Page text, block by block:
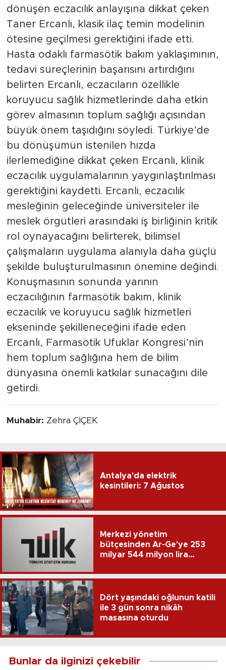
dönüşen eczacılık anlayışına dikkat çeken
Taner Ercanlı, klasik ilaç temin modelinin
ötesine geçilmesi gerektiğini ifade etti.
Hasta odaklı farmasötik bakım yaklaşımının,
tedavi süreçlerinin başarısını artırdığını
belirten Ercanlı, eczacıların özellikle
koruyucu sağlık hizmetlerinde daha etkin
görev almasının toplum sağlığı açısından
büyük önem taşıdığını söyledi. Türkiye’de
bu dönüşümün istenilen hızda
ilerlemediğine dikkat çeken Ercanlı, klinik
eczacılık uygulamalarının yaygınlaştırılması
gerektiğini kaydetti. Ercanlı, eczacılık
mesleğinin geleceğinde üniversiteler ile
meslek örgütleri arasındaki iş birliğinin kritik
rol oynayacağını belirterek, bilimsel
çalışmaların uygulama alanıyla daha güçlü
şekilde buluşturulmasının önemine değindi.
Konuşmasının sonunda yarının
eczacılığının farmasötik bakım, klinik
eczacılık ve koruyucu sağlık hizmetleri
ekseninde şekilleneceğini ifade eden
Ercanlı, Farmasötik Ufuklar Kongresi’nin
hem toplum sağlığına hem de bilim
dünyasına önemli katkılar sunacağını dile
getirdi.
Muhabir: Zehra ÇİÇEK
Antalya'da elektrik
kesintileri: 7 Ağustos
Merkezi yönetim
bütçesinden Ar-Ge'ye 253
milyar 544 milyon lira
Dört yaşındaki oğlunun katili
ile 3 gün sonra nikâh
masasına oturdu
Bunlar da ilginizi çekebilir